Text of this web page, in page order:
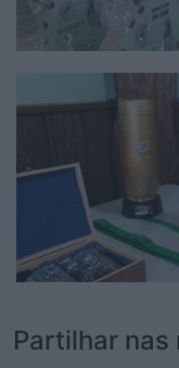
Partilhar